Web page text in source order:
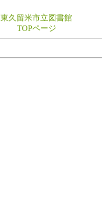
東久留米市立図書館
TOPページ